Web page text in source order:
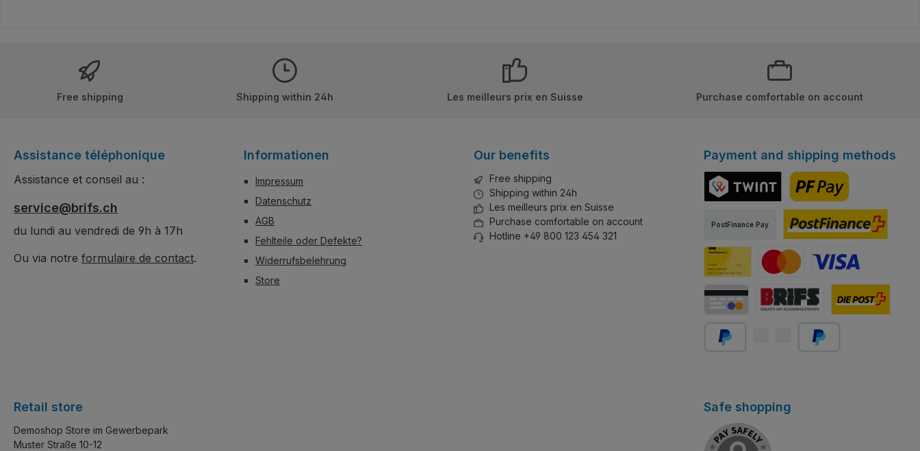
Free shipping Shipping within 24h Les meilleurs prix en Suisse Purchase comfortable on account
Assistance téléphonique
Assistance et conseil au :
service@brifs.ch
du lundi au vendredi de 9h à 17h
Ou via notre formulaire de contact.
Informationen
Impressum
Datenschutz
AGB
Fehlteile oder Defekte?
Widerrufsbelehrung
Store
Our benefits
Free shipping
Shipping within 24h
Les meilleurs prix en Suisse
Purchase comfortable on account
Hotline +49 800 123 454 321
Payment and shipping methods
PostFinance Pay
PostFinance Pay
Safe shopping
Retail store
Demoshop Store im Gewerbepark
Muster Straße 10-12